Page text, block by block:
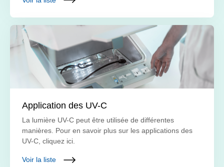
Application des UV-C
La lumière UV-C peut être utilisée de différentes
manières. Pour en savoir plus sur les applications des
UV-C, cliquez ici.
Voir la liste